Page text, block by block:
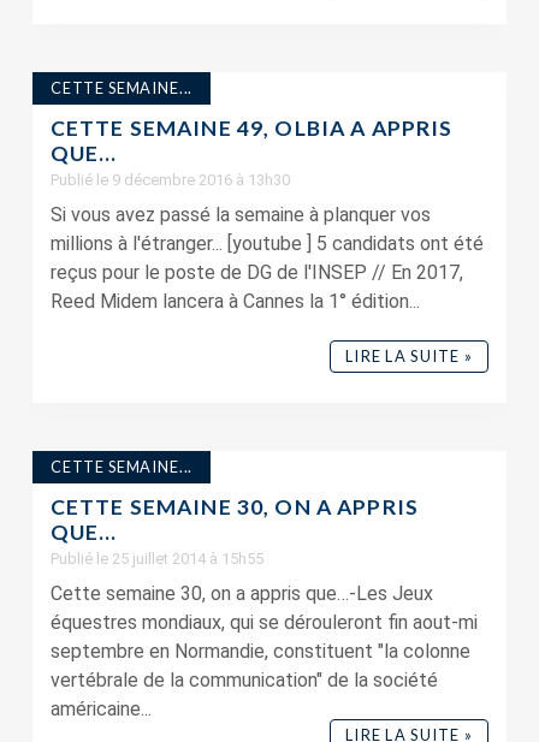
CETTE SEMAINE...
CETTE SEMAINE 49, OLBIA A APPRIS
QUE…
Publié le 9 décembre 2016 à 13h30
Si vous avez passé la semaine à planquer vos
millions à l'étranger... [youtube ] 5 candidats ont été
reçus pour le poste de DG de l'INSEP // En 2017,
Reed Midem lancera à Cannes la 1° édition...
LIRE LA SUITE »
CETTE SEMAINE...
CETTE SEMAINE 30, ON A APPRIS
QUE…
Publié le 25 juillet 2014 à 15h55
Cette semaine 30, on a appris que…-Les Jeux
équestres mondiaux, qui se dérouleront fin aout-mi
septembre en Normandie, constituent "la colonne
vertébrale de la communication" de la société
américaine...
LIRE LA SUITE »